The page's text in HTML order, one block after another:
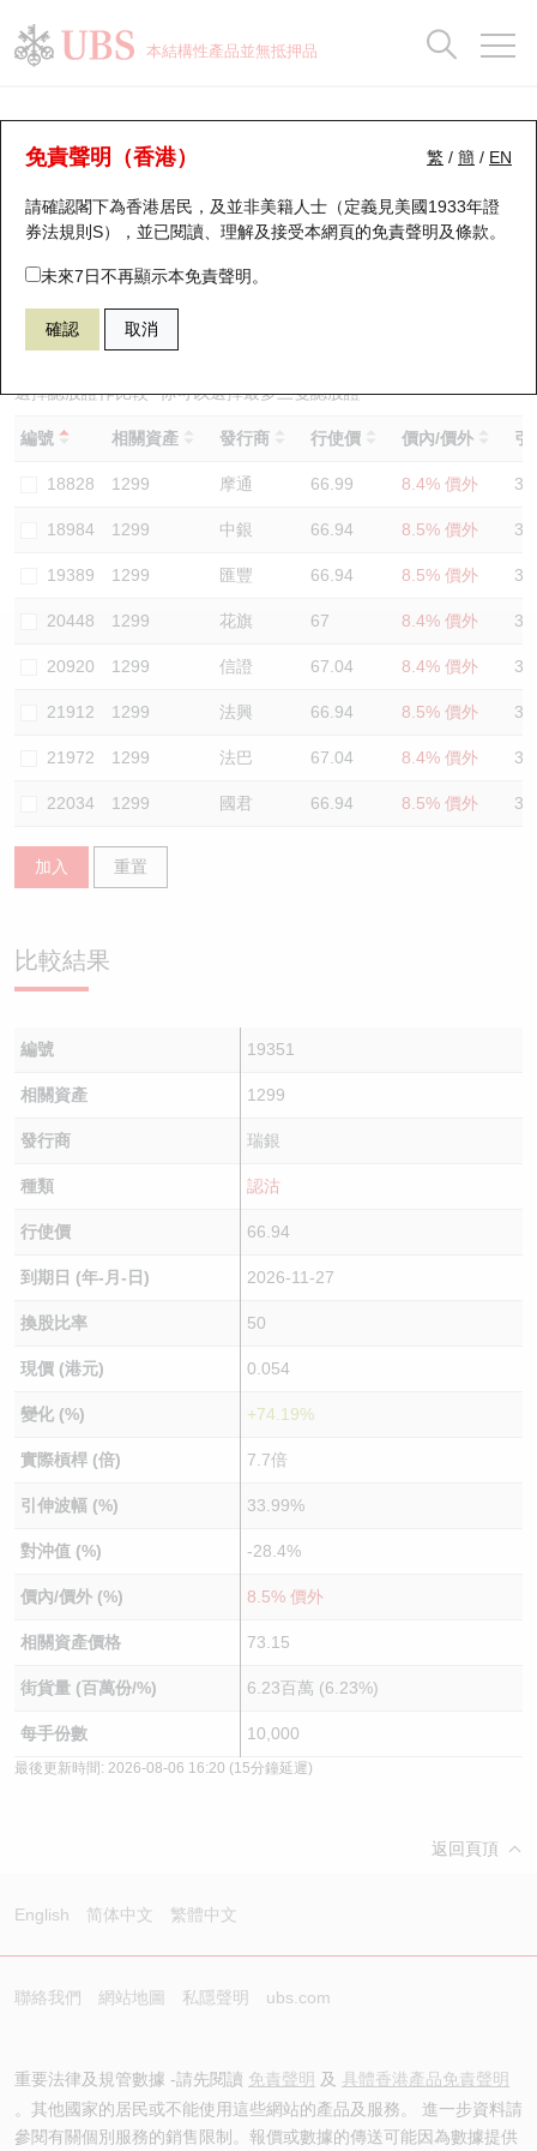
本結構性產品並無抵押品
繁 / 簡 / EN
免責聲明（香港）
請確認閣下為香港居民，及並非美籍人士（定義見美國1933年證
券法規則S），並已閱讀、理解及接受本網頁的免責聲明及條款。
未來7日不再顯示本免責聲明。
確認 取消
認股證分析儀
表現 街貨統計 比較
19351 瑞銀認沽 1299 友邦保險
選擇認股證作比較*你可以選擇最多三隻認股證
編號 相關資產 發行商 行使價 價內/價外 引
18828 1299 摩通 66.99 8.4% 價外
18984 1299 中銀 66.94 8.5% 價外
19389 1299 匯豐 66.94 8.5% 價外
20448 1299 花旗 67 8.4% 價外
20920 1299 信證 67.04 8.4% 價外
21912 1299 法興 66.94 8.5% 價外
21972 1299 法巴 67.04 8.4% 價外
22034 1299 國君 66.94 8.5% 價外
加入 重置
比較結果
編號 19351
相關資產 1299
發行商 瑞銀
種類 認沽
行使價 66.94
到期日 (年-月-日) 2026-11-27
換股比率 50
現價 (港元) 0.054
變化 (%) +74.19%
實際槓桿 (倍) 7.7倍
引伸波幅 (%) 33.99%
對沖值 (%) -28.4%
價內/價外 (%) 8.5% 價外
相關資產價格 73.15
街貨量 (百萬份/%) 6.23百萬 (6.23%)
每手份數 10,000
最後更新時間: 2026-08-06 16:20 (15分鐘延遲)
返回頁頂
English 简体中文 繁體中文
聯絡我們 網站地圖 私隱聲明 ubs.com
重要法律及規管數據 -請先閱讀 免責聲明 及 具體香港產品免責聲明
。其他國家的居民或不能使用這些網站的產品及服務。 進一步資料請
參閱有關個別服務的銷售限制。報價或數據的傳送可能因為數據提供
瑞銀認股證一覽
新發行瑞銀認股證
即將到期認股證
認股證到期結算價查詢
認股證分析儀
認股證速算機
認股證/牛熊證日誌
認股證文件及公告
街貨統計
比較
牛熊全景快搜
牛熊證搜尋
牛熊證街貨分佈圖
正股牛熊證列表
新發行瑞銀牛熊證
已收回牛熊證剩餘價值
牛熊證到期結算價查詢
牛熊證分析儀
牛熊證文件及公告
牛熊證文件及公告 (瑞信)
街貨統計
比較
十大升幅/跌幅
十大認股證成交分佈
十天股證佔大市成交
資金流
街貨統計
三十大平均引伸波幅
正股分析儀
二十大活躍股份
恒指成份股
國指成份股
科指成份股
相關資產沽空
中資ETFs溢價比較
AH 股價對照
ADR
收市競價變化
持股比重
顯示所有持股比重
每月輪證大市專題
輪證專欄
講座及教育短片
認股證投資者教育
牛熊證投資者教育
認股證牛熊證常問問題